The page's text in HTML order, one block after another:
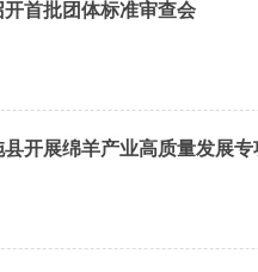
首批团体标准审查会
开展绵羊产业高质量发展